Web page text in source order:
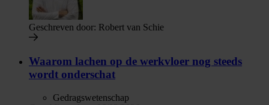
Geschreven door: Robert van Schie
Waarom lachen op de werkvloer nog steeds
wordt onderschat
Gedragswetenschap